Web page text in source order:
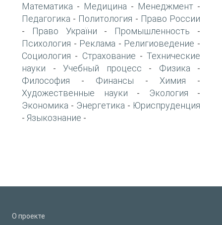
Математика - Медицина - Менеджмент -
Педагогика - Политология - Право России
- Право України - Промышленность -
Психология - Реклама - Религиоведение -
Социология - Страхование - Технические
науки - Учебный процесс - Физика -
Философия - Финансы - Химия -
Художественные науки - Экология -
Экономика - Энергетика - Юриспруденция
- Языкознание -
О проекте